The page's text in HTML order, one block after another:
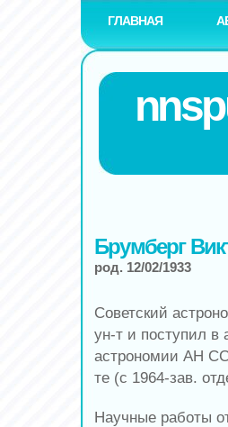
ГЛАВНАЯ
Брумберг
род. 12/02/1933
Советский
ун-т и поступил в
астрономии АН
те (с 1964-зав.
Научные работы